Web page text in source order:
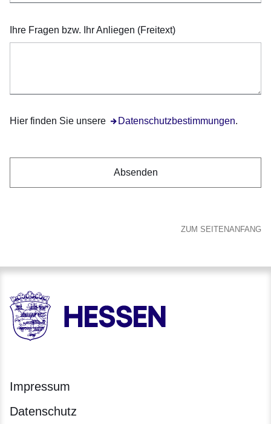
Ihre Fragen bzw. Ihr Anliegen (Freitext)
Hier finden Sie unsere Datenschutzbestimmungen
Öffnet sich in einem neuen Fenster
.
ZUM SEITENANFANG
HESSEN - Hessische Landesregierung
Impressum
Datenschutz